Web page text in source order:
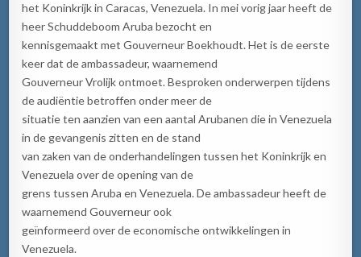
het Koninkrijk in Caracas, Venezuela. In mei vorig jaar heeft de
heer Schuddeboom Aruba bezocht en
kennisgemaakt met Gouverneur Boekhoudt. Het is de eerste
keer dat de ambassadeur, waarnemend
Gouverneur Vrolijk ontmoet. Besproken onderwerpen tijdens
de audiëntie betroffen onder meer de
situatie ten aanzien van een aantal Arubanen die in Venezuela
in de gevangenis zitten en de stand
van zaken van de onderhandelingen tussen het Koninkrijk en
Venezuela over de opening van de
grens tussen Aruba en Venezuela. De ambassadeur heeft de
waarnemend Gouverneur ook
geïnformeerd over de economische ontwikkelingen in
Venezuela.